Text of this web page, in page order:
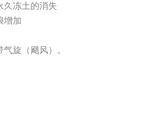
久冻土的消失
增加
旋（飓风）。